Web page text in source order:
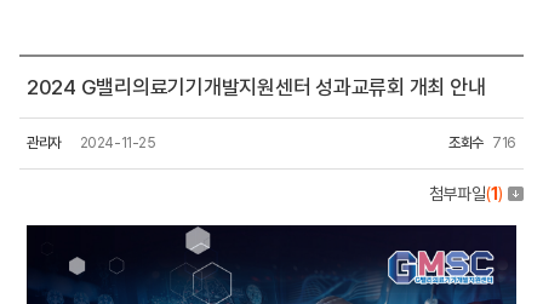
2024 G밸리의료기기개발지원센터 성과교류회 개최 안내
관리자 2024-11-25 조회수 716
첨부파일(1)